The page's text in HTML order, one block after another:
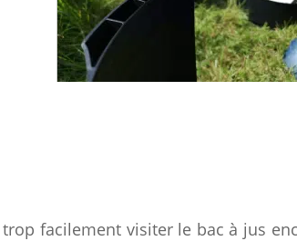
facilement visiter le bac à jus